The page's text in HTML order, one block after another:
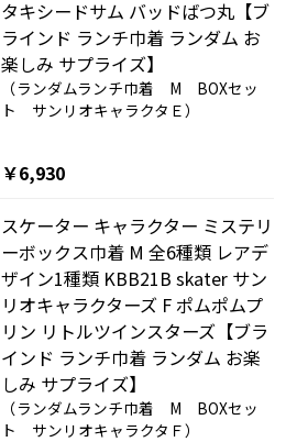
タキシードサム バッドばつ丸【ブ
ラインド ランチ巾着 ランダム お
楽しみ サプライズ】
（ランダムランチ巾着 M BOXセッ
ト サンリオキャラクタＥ）
￥6,930
スケーター キャラクター ミステリ
ーボックス巾着 M 全6種類 レアデ
ザイン1種類 KBB21B skater サン
リオキャラクターズ F ポムポムプ
リン リトルツインスターズ【ブラ
インド ランチ巾着 ランダム お楽
しみ サプライズ】
（ランダムランチ巾着 M BOXセッ
ト サンリオキャラクタＦ）